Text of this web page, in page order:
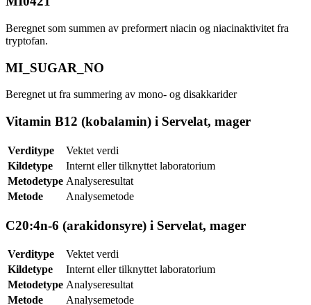
Beregnet som summen av preformert niacin og niacinaktivitet fra
tryptofan.
MI_SUGAR_NO
Beregnet ut fra summering av mono- og disakkarider
Vitamin B12 (kobalamin) i Servelat, mager
Verditype
Vektet verdi
Kildetype
Internt eller tilknyttet laboratorium
Metodetype Analyseresultat
Metode
Analysemetode
C20:4n-6 (arakidonsyre) i Servelat, mager
Verditype
Vektet verdi
Kildetype
Internt eller tilknyttet laboratorium
Metodetype Analyseresultat
Metode
Analysemetode